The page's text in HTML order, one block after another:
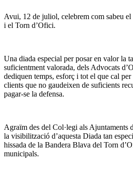
Avui, 12 de juliol, celebrem com sabeu
i el Torn d’Ofici.
Una diada especial per posar en valor la
suficientment valorada, dels Advocats
dediquen temps, esforç i tot el que cal per
clients que no gaudeixen de suficients
pagar-se la defensa.
Agraïm des del Col·legi als Ajuntaments
la visibilització d’aquesta Diada tan
hissada de la Bandera Blava del Torn
municipals.